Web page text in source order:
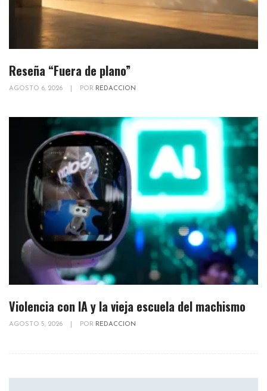
Reseña “Fuera de plano”
AGOSTO 6, 2026 POR REDACCION
Violencia con IA y la vieja escuela del machismo
AGOSTO 5, 2026 POR REDACCION